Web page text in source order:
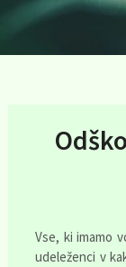
Vse, ki imamo
udeleženci v